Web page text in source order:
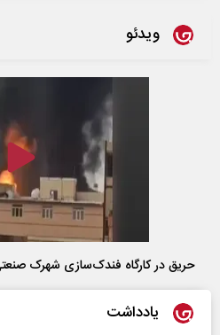
ویدئو
حریق در کارگاه فندک‌سازی شهرک
یادداشت